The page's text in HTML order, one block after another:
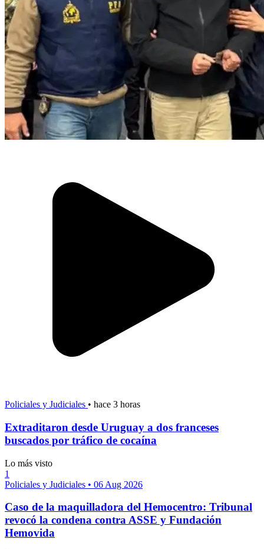
Policiales y Judiciales • hace 3 horas
Extraditaron desde Uruguay a dos franceses
buscados por tráfico de cocaína
Lo más visto
1
Policiales y Judiciales • 06 Aug 2026
Caso de la maquilladora del Hemocentro: Tribunal
revocó la condena contra ASSE y Fundación
Hemovida